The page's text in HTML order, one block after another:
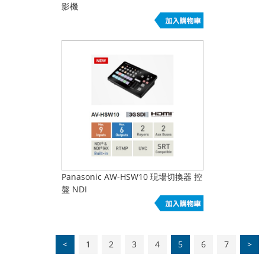
影機
Panasonic AW-HSW10 現場切換器 控
盤 NDI
< 1 2 3 4 5 6 7 >